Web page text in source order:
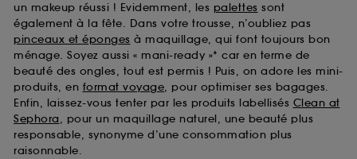
un makeup réussi ! Evidemment, les palettes sont
également à la fête. Dans votre trousse, n’oubliez pas
pinceaux et éponges à maquillage, qui font toujours bon
ménage. Soyez aussi « mani-ready »* car en terme de
beauté des ongles, tout est permis ! Puis, on adore les mini-
produits, en format voyage, pour optimiser ses bagages.
Enfin, laissez-vous tenter par les produits labellisés Clean at
Sephora, pour un maquillage naturel, une beauté plus
responsable, synonyme d’une consommation plus
raisonnable.